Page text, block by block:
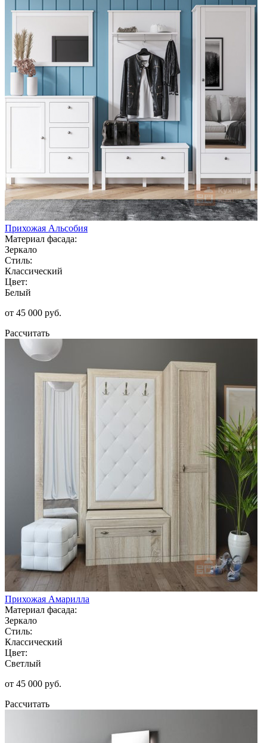
Прихожая Альсобия
Материал фасада:
Зеркало
Стиль:
Классический
Цвет:
Белый
от 45 000 руб.
Рассчитать
Прихожая Амарилла
Материал фасада:
Зеркало
Стиль:
Классический
Цвет:
Светлый
от 45 000 руб.
Рассчитать